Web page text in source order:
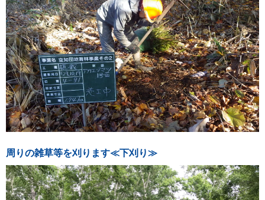
周りの雑草等を刈ります≪下刈り≫